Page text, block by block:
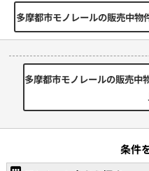
多摩都市モノレールの販売中物
多摩都市モノレールの販売中
条件